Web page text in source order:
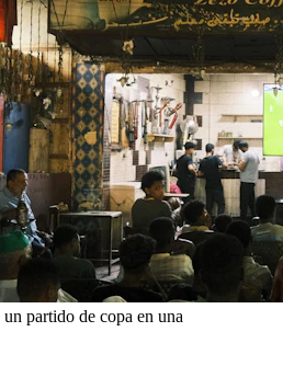
partido de copa en una